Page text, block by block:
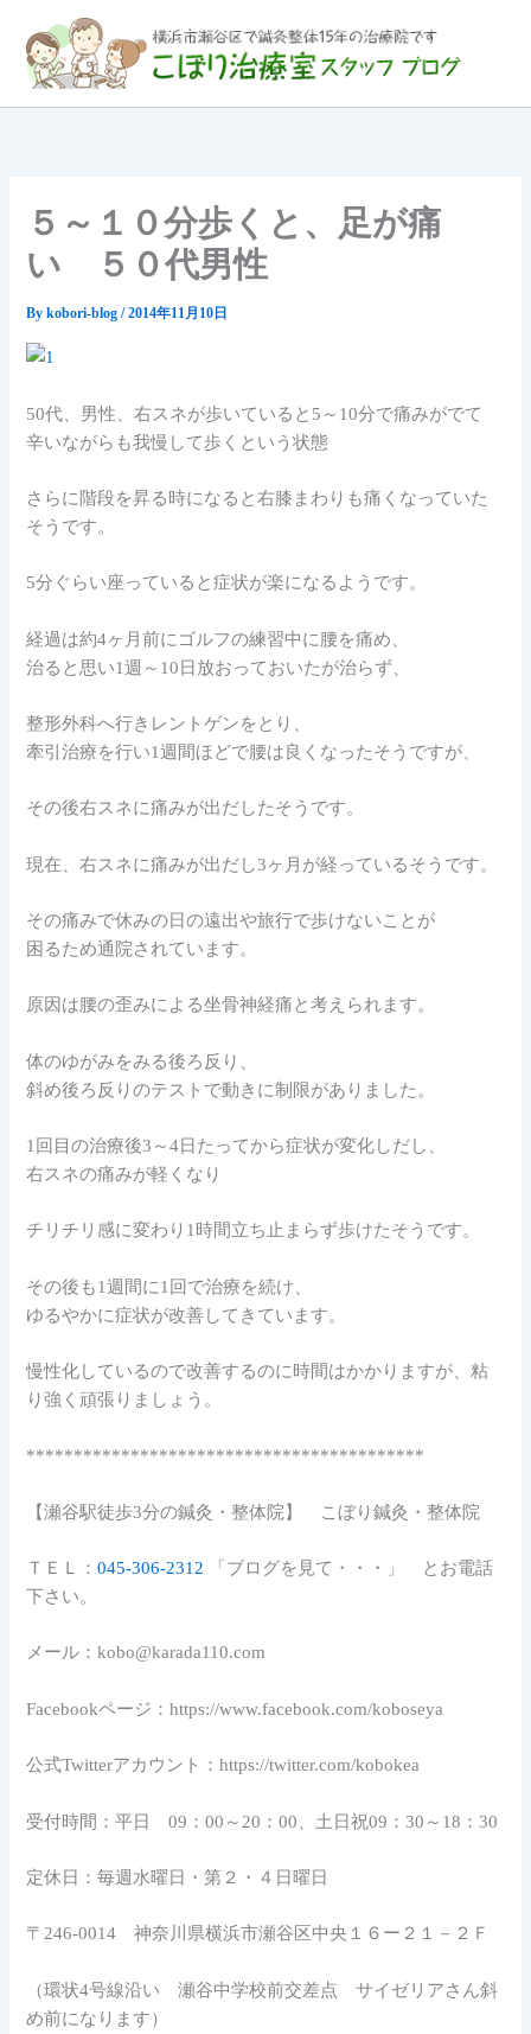
５～１０分歩くと、足が痛
い ５０代男性
Bykobori-blog/2014年11月10日
50代、男性、右スネが歩いていると5～10分で痛みがでて
辛いながらも我慢して歩くという状態
さらに階段を昇る時になると右膝まわりも痛くなっていた
そうです。
5分ぐらい座っていると症状が楽になるようです。
経過は約4ヶ月前にゴルフの練習中に腰を痛め、
治ると思い1週～10日放おっておいたが治らず、
整形外科へ行きレントゲンをとり、
牽引治療を行い1週間ほどで腰は良くなったそうですが、
その後右スネに痛みが出だしたそうです。
現在、右スネに痛みが出だし3ヶ月が経っているそうです。
その痛みで休みの日の遠出や旅行で歩けないことが
困るため通院されています。
原因は腰の歪みによる坐骨神経痛と考えられます。
体のゆがみをみる後ろ反り、
斜め後ろ反りのテストで動きに制限がありました。
1回目の治療後3～4日たってから症状が変化しだし、
右スネの痛みが軽くなり
チリチリ感に変わり1時間立ち止まらず歩けたそうです。
その後も1週間に1回で治療を続け、
ゆるやかに症状が改善してきています。
慢性化しているので改善するのに時間はかかりますが、粘
り強く頑張りましょう。
******************************************
【瀬谷駅徒歩3分の鍼灸・整体院】 こぼり鍼灸・整体院
ＴＥＬ：045-306-2312 「ブログを見て・・・」 とお電話
下さい。
メール：kobo@karada110.com
Facebookページ：https://www.facebook.com/koboseya
公式Twitterアカウント：https://twitter.com/kobokea
受付時間：平日 09：00～20：00、土日祝09：30～18：30
定休日：毎週水曜日・第２・４日曜日
〒246-0014 神奈川県横浜市瀬谷区中央１６ー２１－２Ｆ
（環状4号線沿い 瀬谷中学校前交差点 サイゼリアさん斜
め前になります）